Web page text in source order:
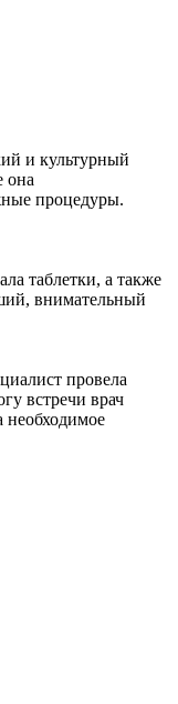
и культурный
она
процедуры.
таблетки, а также
внимательный
провела
встречи врач
необходимое